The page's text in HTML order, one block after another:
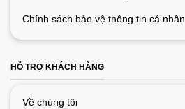
Chính sách bảo vệ thông tin cá nhân
HỖ TRỢ KHÁCH HÀNG
Về chúng tôi